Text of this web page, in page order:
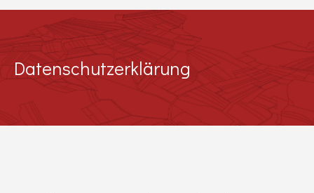
Datenschutzerklärung